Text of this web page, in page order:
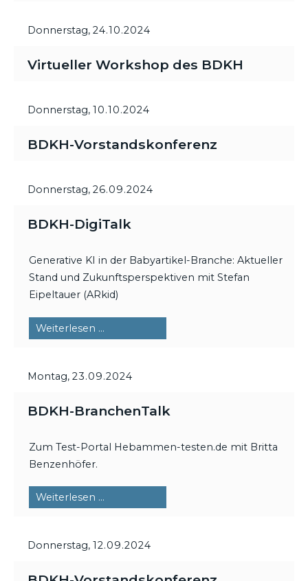
Donnerstag, 24.10.2024
Virtueller Workshop des BDKH
Donnerstag, 10.10.2024
BDKH-Vorstandskonferenz
Donnerstag, 26.09.2024
BDKH-DigiTalk
Generative KI in der Babyartikel-Branche: Aktueller
Stand und Zukunftsperspektiven mit Stefan
Eipeltauer (ARkid)
Weiterlesen …
Montag, 23.09.2024
BDKH-BranchenTalk
Zum Test-Portal Hebammen-testen.de mit Britta
Benzenhöfer.
Weiterlesen …
Donnerstag, 12.09.2024